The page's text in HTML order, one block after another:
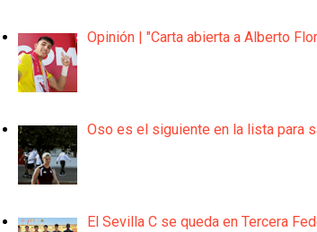
Opinión | "Carta abierta a Alberto
Oso es el siguiente en la lista para
El Sevilla C se queda en Tercera